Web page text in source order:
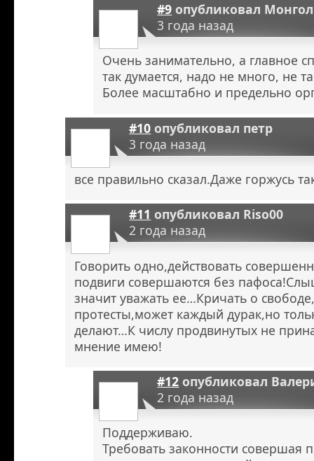
#9 опубликовал Монгол
3 года назад
Очень занимательно, а главное
так думается, надо не много, не
Более масштабно и предельно
#10 опубликовал петр
3 года назад
все правильно сказал.Даже горжусь
#11 опубликовал Riso00
2 года назад
Говорить одно,действовать
подвиги совершаются без
значит уважать ее…Кричать о
протесты,может каждый дурак,но
делают…К числу продвинутых не
мнение имею!
#12 опубликовал
2 года назад
Поддерживаю.
Требовать законности совершая